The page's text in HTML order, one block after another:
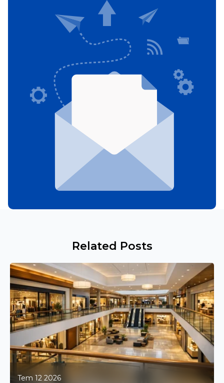
Related Posts
Tem 12 2026